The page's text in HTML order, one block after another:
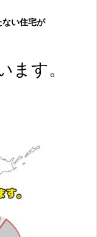
い住宅が
ます。